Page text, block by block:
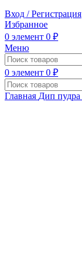
Вход / Регистрация
Избранное
0 элемент 0 ₽
Меню
0 элемент 0 ₽
Главная Дип пудра